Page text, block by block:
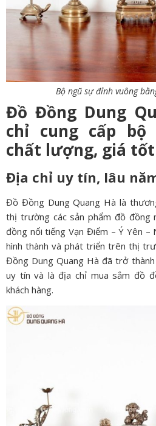
Bộ ngũ sự đỉnh vuông
Đồ Đồng Dung
chỉ cung cấp
chất lượng, giá tốt
Địa chỉ uy tín, lâu
Đồ Đồng Dung Quang Hà là
thị trường các sản phẩm đồ đồng
đồng nổi tiếng Vạn Điểm – Ý Yên –
hình thành và phát triển trên thị
Đồng Dung Quang Hà đã trở
uy tín và là địa chỉ mua sắm đồ
khách hàng.